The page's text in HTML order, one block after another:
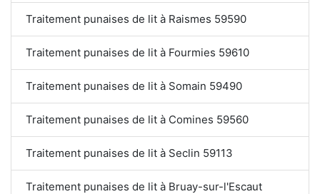
Traitement punaises de lit à Raismes 59590
Traitement punaises de lit à Fourmies 59610
Traitement punaises de lit à Somain 59490
Traitement punaises de lit à Comines 59560
Traitement punaises de lit à Seclin 59113
Traitement punaises de lit à Bruay-sur-l'Escaut